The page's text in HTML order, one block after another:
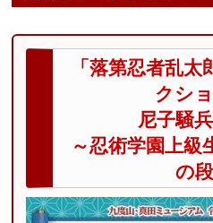
「落第忍者乱
クシ
尼子騒
～忍術学園上級
の